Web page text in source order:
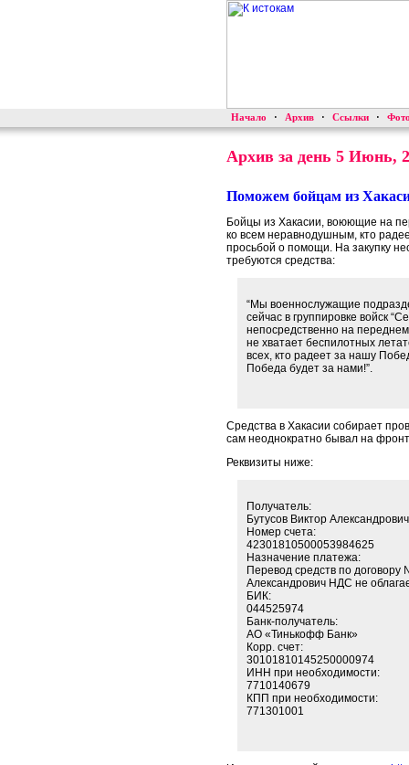
Начало · Архив · Ссылки ·
Архив за день 5 Июнь,
Поможем бойцам из
Бойцы из Хакасии, воюющие на
ко всем неравнодушным, кто
просьбой о помощи. На закупку
требуются средства:
“Мы военнослужащие
сейчас в группировке войск
непосредственно на
не хватает беспилотных
всех, кто радеет за нашу
Победа будет за нами!”.
Средства в Хакасии собирает
сам неоднократно бывал на
Реквизиты ниже:
Получатель:
Бутусов Виктор Александрович
Номер счета:
42301810500053984625
Назначение платежа:
Перевод средств по
Александрович НДС не
БИК:
044525974
Банк-получатель:
АО «Тинькофф Банк»
Корр. счет:
30101810145250000974
ИНН при необходимости:
7710140679
КПП при необходимости:
771301001